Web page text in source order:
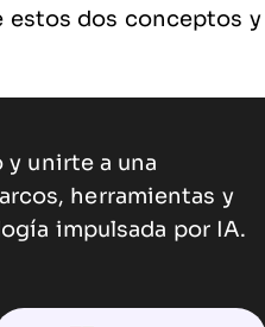
estos dos conceptos y
unirte a una
herramientas y
impulsada por IA.